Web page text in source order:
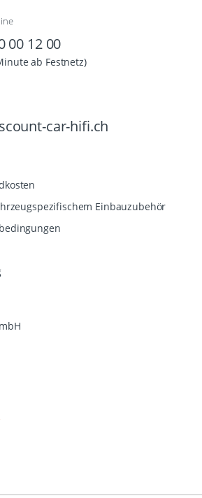
00 12 00
ab Festnetz)
car-hifi.ch
Einbauzubehör